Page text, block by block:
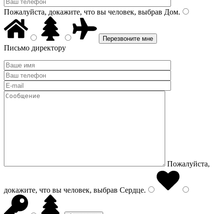
Пожалуйста, докажите, что вы человек, выбрав Дом.
Письмо директору
Пожалуйста,
докажите, что вы человек, выбрав Сердце.